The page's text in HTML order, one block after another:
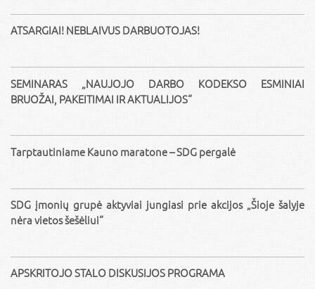
ATSARGIAI! NEBLAIVUS DARBUOTOJAS!
SEMINARAS „NAUJOJO DARBO KODEKSO ESMINIAI
BRUOŽAI, PAKEITIMAI IR AKTUALIJOS“
Tarptautiniame Kauno maratone – SDG pergalė
SDG įmonių grupė aktyviai jungiasi prie akcijos „Šioje šalyje
nėra vietos šešėliui“
APSKRITOJO STALO DISKUSIJOS PROGRAMA